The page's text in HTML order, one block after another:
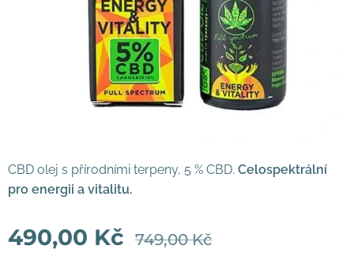
CBD olej s přírodními terpeny, 5 % CBD. Celospektrální
pro energii a vitalitu.
490,00 Kč 749,00Kč